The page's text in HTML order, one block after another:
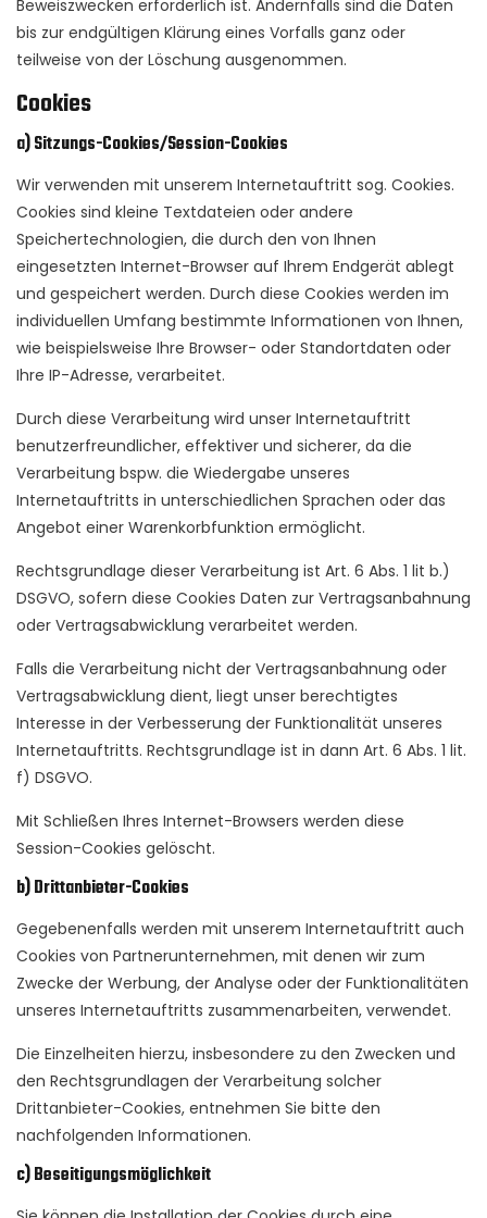
Beweiszwecken erforderlich ist. Andernfalls sind die Daten
bis zur endgültigen Klärung eines Vorfalls ganz oder
teilweise von der Löschung ausgenommen.
Cookies
a) Sitzungs-Cookies/Session-Cookies
Wir verwenden mit unserem Internetauftritt sog. Cookies.
Cookies sind kleine Textdateien oder andere
Speichertechnologien, die durch den von Ihnen
eingesetzten Internet-Browser auf Ihrem Endgerät ablegt
und gespeichert werden. Durch diese Cookies werden im
individuellen Umfang bestimmte Informationen von Ihnen,
wie beispielsweise Ihre Browser- oder Standortdaten oder
Ihre IP-Adresse, verarbeitet.
Durch diese Verarbeitung wird unser Internetauftritt
benutzerfreundlicher, effektiver und sicherer, da die
Verarbeitung bspw. die Wiedergabe unseres
Internetauftritts in unterschiedlichen Sprachen oder das
Angebot einer Warenkorbfunktion ermöglicht.
Rechtsgrundlage dieser Verarbeitung ist Art. 6 Abs. 1 lit b.)
DSGVO, sofern diese Cookies Daten zur Vertragsanbahnung
oder Vertragsabwicklung verarbeitet werden.
Falls die Verarbeitung nicht der Vertragsanbahnung oder
Vertragsabwicklung dient, liegt unser berechtigtes
Interesse in der Verbesserung der Funktionalität unseres
Internetauftritts. Rechtsgrundlage ist in dann Art. 6 Abs. 1 lit.
f) DSGVO.
Mit Schließen Ihres Internet-Browsers werden diese
Session-Cookies gelöscht.
b) Drittanbieter-Cookies
Gegebenenfalls werden mit unserem Internetauftritt auch
Cookies von Partnerunternehmen, mit denen wir zum
Zwecke der Werbung, der Analyse oder der Funktionalitäten
unseres Internetauftritts zusammenarbeiten, verwendet.
Die Einzelheiten hierzu, insbesondere zu den Zwecken und
den Rechtsgrundlagen der Verarbeitung solcher
Drittanbieter-Cookies, entnehmen Sie bitte den
nachfolgenden Informationen.
c) Beseitigungsmöglichkeit